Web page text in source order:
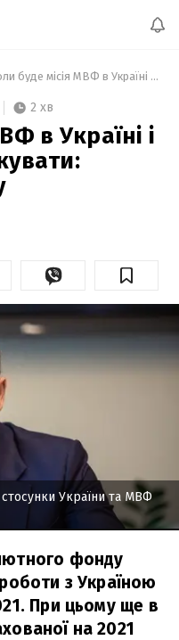
Коли буде місія МВФ в Україні і якого траншу очікувати: відповідь Мінфіну
2 хв
в Україні і
України та МВФ
фонду
з Україною
При цьому ще в
на 2021